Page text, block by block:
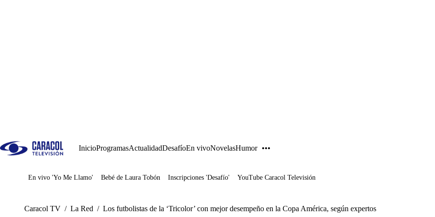
InicioProgramasActualidadDesafíoEn vivoNovelasHumor
Juegos
En vivo 'Yo Me Llamo' Bebé de Laura Tobón Inscripciones 'Desafío' YouTube Caracol Televisión
Caracol TV / La Red / Los futbolistas de la ‘Tricolor’ con mejor desempeño en la Copa América, según expertos